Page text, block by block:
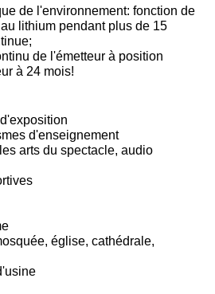
de l'environnement: fonction de
lithium pendant plus de 15
de l'émetteur à position
à 24 mois!
d'enseignement
arts du spectacle, audio
église, cathédrale,